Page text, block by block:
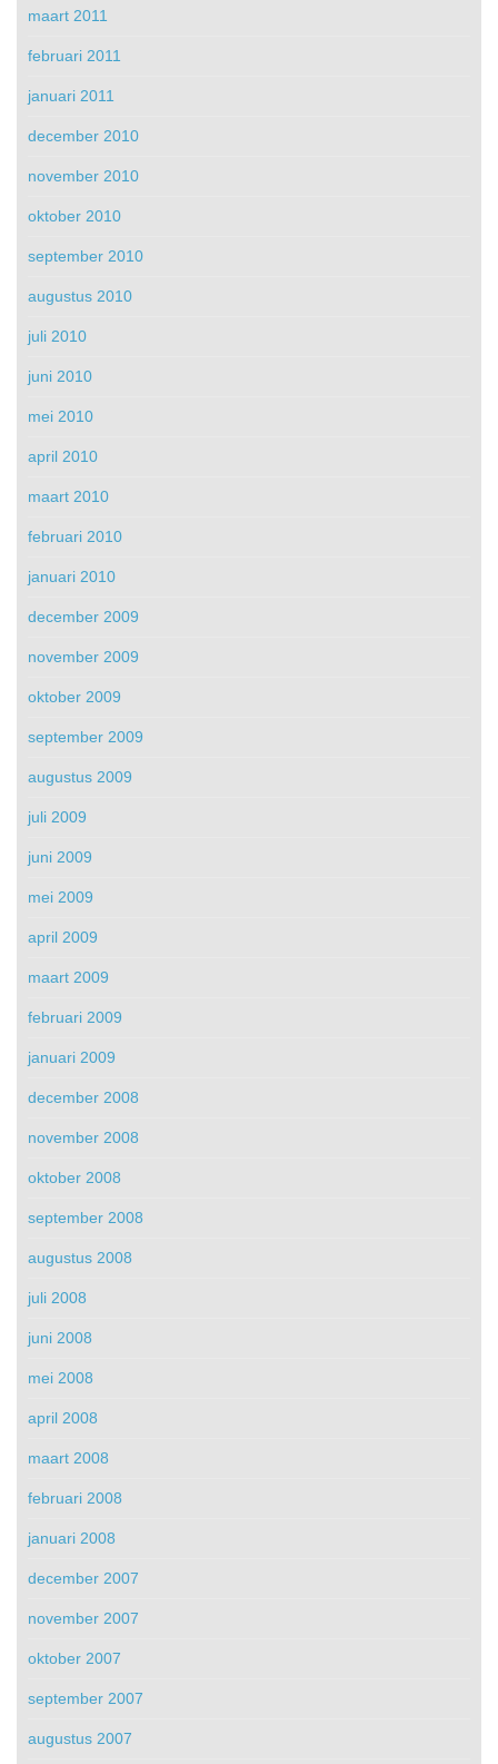
maart 2011
februari 2011
januari 2011
december 2010
november 2010
oktober 2010
september 2010
augustus 2010
juli 2010
juni 2010
mei 2010
april 2010
maart 2010
februari 2010
januari 2010
december 2009
november 2009
oktober 2009
september 2009
augustus 2009
juli 2009
juni 2009
mei 2009
april 2009
maart 2009
februari 2009
januari 2009
december 2008
november 2008
oktober 2008
september 2008
augustus 2008
juli 2008
juni 2008
mei 2008
april 2008
maart 2008
februari 2008
januari 2008
december 2007
november 2007
oktober 2007
september 2007
augustus 2007